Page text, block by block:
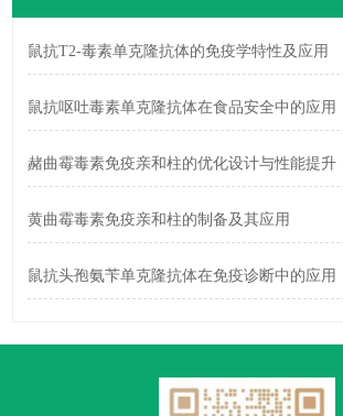
鼠抗T2-毒素单克隆抗体的免疫学特性及应用
鼠抗呕吐毒素单克隆抗体在食品安全中的应用
赭曲霉毒素免疫亲和柱的优化设计与性能提升
黄曲霉毒素免疫亲和柱的制备及其应用
鼠抗头孢氨苄单克隆抗体在免疫诊断中的应用